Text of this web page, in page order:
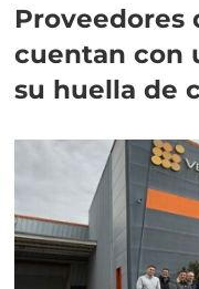
Proveedores
cuentan con
su huella de